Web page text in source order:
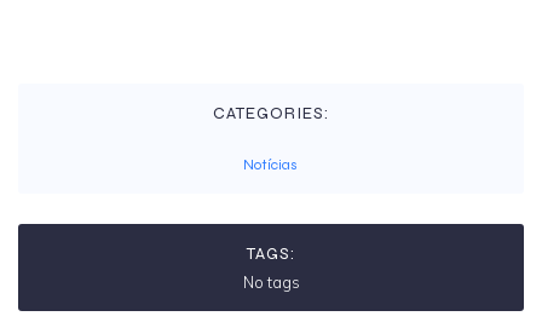
CATEGORIES:
Notícias
TAGS:
No tags